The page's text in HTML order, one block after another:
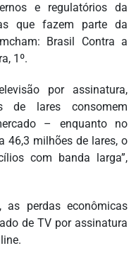
e regulatórios da
que fazem parte da
Brasil Contra a
1º.
por assinatura,
de lares consomem
– enquanto no
46,3 milhões de lares, o
com banda larga”,
perdas econômicas
de TV por assinatura